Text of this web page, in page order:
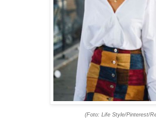
(Foto: Life Style/Pinterest/